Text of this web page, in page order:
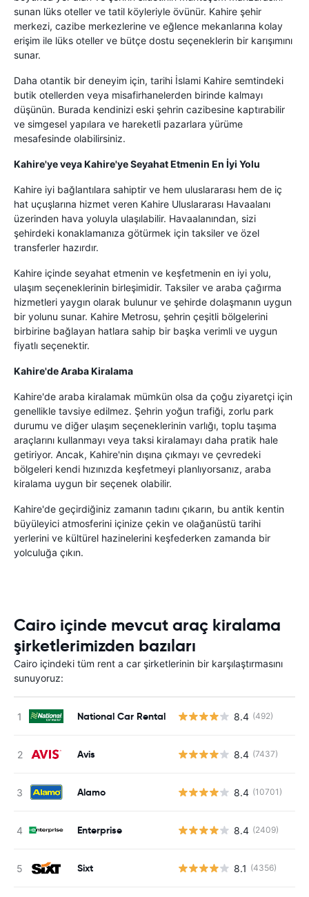
sunan lüks oteller ve tatil köyleriyle övünür. Kahire şehir
merkezi, cazibe merkezlerine ve eğlence mekanlarına kolay
erişim ile lüks oteller ve bütçe dostu seçeneklerin bir karışımını
sunar.
Daha otantik bir deneyim için, tarihi İslami Kahire semtindeki
butik otellerden veya misafirhanelerden birinde kalmayı
düşünün. Burada kendinizi eski şehrin cazibesine kaptırabilir
ve simgesel yapılara ve hareketli pazarlara yürüme
mesafesinde olabilirsiniz.
Kahire'ye veya Kahire'ye Seyahat Etmenin En İyi Yolu
Kahire iyi bağlantılara sahiptir ve hem uluslararası hem de iç
hat uçuşlarına hizmet veren Kahire Uluslararası Havaalanı
üzerinden hava yoluyla ulaşılabilir. Havaalanından, sizi
şehirdeki konaklamanıza götürmek için taksiler ve özel
transferler hazırdır.
Kahire içinde seyahat etmenin ve keşfetmenin en iyi yolu,
ulaşım seçeneklerinin birleşimidir. Taksiler ve araba çağırma
hizmetleri yaygın olarak bulunur ve şehirde dolaşmanın uygun
bir yolunu sunar. Kahire Metrosu, şehrin çeşitli bölgelerini
birbirine bağlayan hatlara sahip bir başka verimli ve uygun
fiyatlı seçenektir.
Kahire'de Araba Kiralama
Kahire'de araba kiralamak mümkün olsa da çoğu ziyaretçi için
genellikle tavsiye edilmez. Şehrin yoğun trafiği, zorlu park
durumu ve diğer ulaşım seçeneklerinin varlığı, toplu taşıma
araçlarını kullanmayı veya taksi kiralamayı daha pratik hale
getiriyor. Ancak, Kahire'nin dışına çıkmayı ve çevredeki
bölgeleri kendi hızınızda keşfetmeyi planlıyorsanız, araba
kiralama uygun bir seçenek olabilir.
Kahire'de geçirdiğiniz zamanın tadını çıkarın, bu antik kentin
büyüleyici atmosferini içinize çekin ve olağanüstü tarihi
yerlerini ve kültürel hazinelerini keşfederken zamanda bir
yolculuğa çıkın.
Cairo içinde mevcut araç kiralama
şirketlerimizden bazıları
Cairo içindeki tüm rent a car şirketlerinin bir karşılaştırmasını
sunuyoruz:
National Car Rental 8.4 (492)
Avis 8.4 (7437)
Alamo 8.4 (10701)
Enterprise 8.4 (2409)
Sixt 8.1 (4356)